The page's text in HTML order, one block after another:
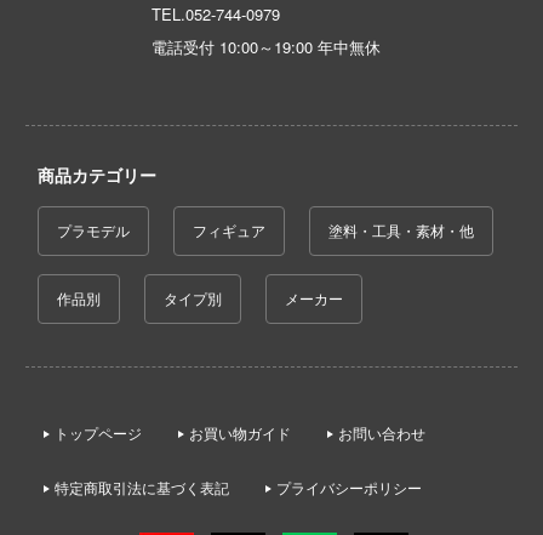
クウィッチーズ
ぐらし
ボット大戦OG
ファイターシリーズ
ゥーン
TEL.052-744-0979
電話受付 10:00～19:00 年中無休
商品カテゴリー
プラモデル フィギュア 塗料・工具・素材・他
作品別 タイプ別 メーカー
トップページ お買い物ガイド お問い合わせ
特定商取引法に基づく表記 プライバシーポリシー